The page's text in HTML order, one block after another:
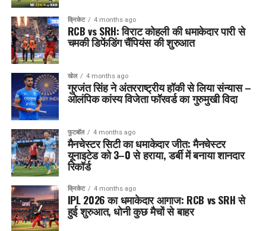
क्रिकेट 4 months ago
RCB vs SRH: विराट कोहली की धमाकेदार पारी से
चमकी डिफेंडिंग चैंपियंस की शुरुआत
खेल 4 months ago
गुरजंत सिंह ने अंतरराष्ट्रीय हॉकी से लिया संन्यास –
ओलंपिक कांस्य विजेता फॉरवर्ड का गुरुमुखी विदा
फुटबॉल 4 months ago
मैनचेस्टर सिटी का धमाकेदार जीत: मैनचेस्टर
यूनाइटेड को 3–0 से हराया, डर्बी में बनाया शानदार
रिकॉर्ड
क्रिकेट 4 months ago
IPL 2026 का धमाकेदार आगाज: RCB vs SRH से
हुई शुरुआत, धोनी कुछ मैचों से बाहर